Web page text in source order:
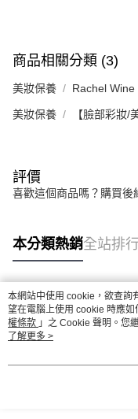
商品相關分類 (3)
美妝保養 Rachel Wine
美妝保養 【臉部彩妝/
評價
喜歡這個商品嗎？購買後
本分類熱銷全站排行
熱門標籤
本網站中使用 cookie，欲查詢
望在電腦上使用 cookie 時應
權條款 」之 Cookie 聲明。您
用條款之 Cookie 聲明使用
了解更多 >